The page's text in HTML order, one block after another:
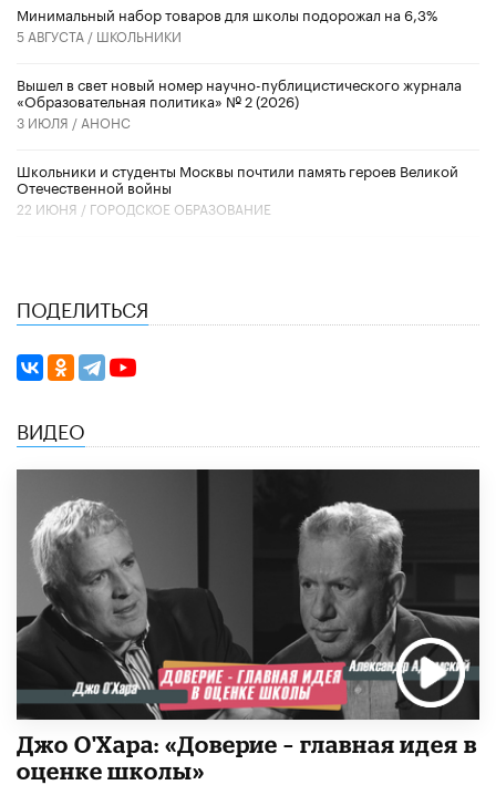
Минимальный набор товаров для школы подорожал на 6,3%
5 АВГУСТА / ШКОЛЬНИКИ
Вышел в свет новый номер научно-публицистического журнала
«Образовательная политика» № 2 (2026)
3 ИЮЛЯ / АНОНС
Школьники и студенты Москвы почтили память героев Великой
Отечественной войны
22 ИЮНЯ / ГОРОДСКОЕ ОБРАЗОВАНИЕ
ПОДЕЛИТЬСЯ
ВИДЕО
Джо О'Хара: «Доверие – главная идея в
оценке школы»